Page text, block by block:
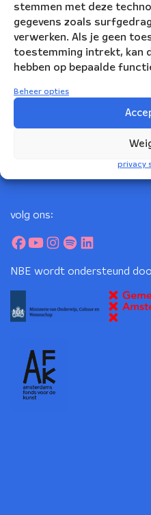
stemmen met deze
gegevens zoals
verwerken. Als je geen
toestemming intrekt, kan
hebben op bepaalde
Beheer opties
privacy
Nederlands
Korte Leidsedwarsstraat 12
1017 RC Amsterdam
volg ons:
NBE wordt ondersteund